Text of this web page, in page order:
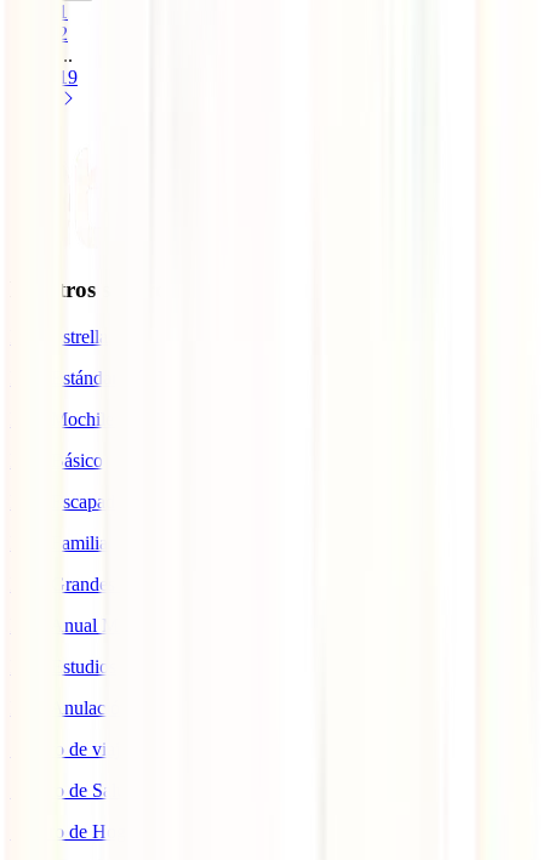
1
2
...
19
Nuestros seguros
IATI Estrella
IATI Estándar
IATI Mochilero
IATI Básico
IATI Escapadas
IATI Familia
IATI Grandes Viajeros
IATI Anual Multiviaje
IATI Estudios
IATI Anulación Premium
Seguro de viaje COVID
Seguro de Salud
Seguro de Hogar